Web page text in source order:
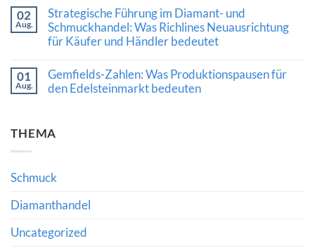
Wert
hochwertiger
Edelsteine
verraten
Risiken
und
die
Bedeutung
fachkundiger
zu
Qatar
Diamond
Exchange:
für
den
internationalen
02
Aug.
Strategische Führung im Diamant- und
Schmuckhandel: Was Richlines Neuausrichtung
für Käufer und Händler bedeutet
zu
Strategische
Führung
Schmuckhandel:
für
Käufer
Händler
01
Aug.
Gemfields-Zahlen: Was Produktionspausen für
den Edelsteinmarkt bedeuten
Gemfields-
für
den
bedeuten
THEMA
Schmuck
Diamanthandel
Uncategorized